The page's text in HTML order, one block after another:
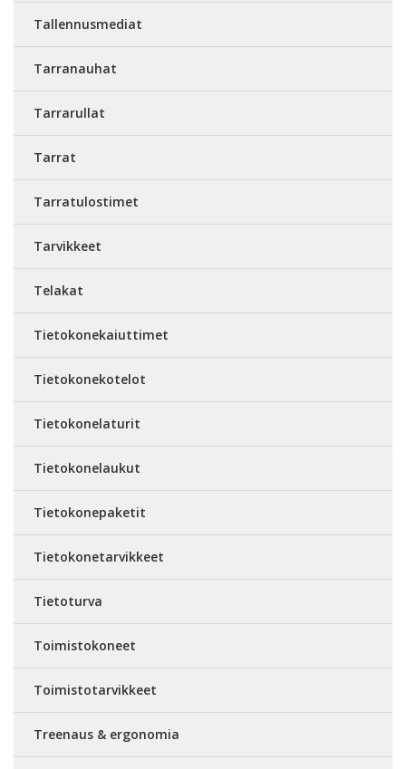
Tallennusmediat
Tarranauhat
Tarrarullat
Tarrat
Tarratulostimet
Tarvikkeet
Telakat
Tietokonekaiuttimet
Tietokonekotelot
Tietokonelaturit
Tietokonelaukut
Tietokonepaketit
Tietokonetarvikkeet
Tietoturva
Toimistokoneet
Toimistotarvikkeet
Treenaus & ergonomia